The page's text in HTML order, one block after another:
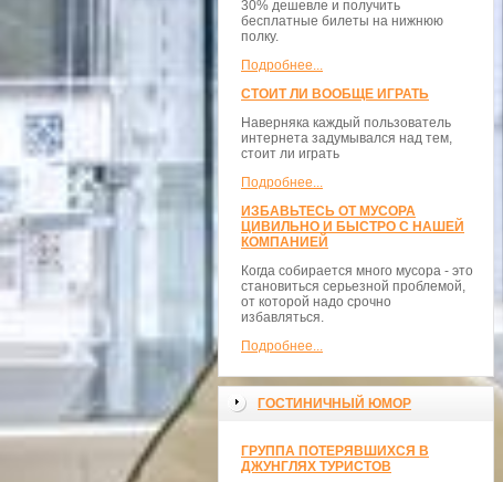
30% дешевле и получить
бесплатные билеты на нижнюю
полку.
Подробнее...
СТОИТ ЛИ ВООБЩЕ ИГРАТЬ
Наверняка каждый пользователь
интернета задумывался над тем,
стоит ли играть
Подробнее...
ИЗБАВЬТЕСЬ ОТ МУСОРА
ЦИВИЛЬНО И БЫСТРО С НАШЕЙ
КОМПАНИЕЙ
Когда собирается много мусора - это
становиться серьезной проблемой,
от которой надо срочно
избавляться.
Подробнее...
ГОСТИНИЧНЫЙ ЮМОР
ГРУППА ПОТЕРЯВШИХСЯ В
ДЖУНГЛЯХ ТУРИСТОВ